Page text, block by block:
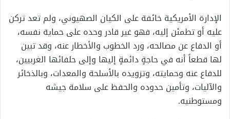
الإدارة الأمريكية خائفة على الكيان الصهيوني، ولم تعد تركن
عليه أو تطمئن إليه، فهو غير قادر وحده على حماية نفسه،
أو الدفاع عن مصالحه، ورد الخطوب والأخطار عنه، وقد تبين
لها قطعاًأنه في حاجةٍ دائمة ٍ إليها وإلى حلفائها الغربيين،
للدفاع عنه وحمايته، وتزويده بالأسلحة والمعدات، وبالذخائر
والآليات، وتأمين حدوده والحفظ على سلامة جيشه
ومستوطنيه.